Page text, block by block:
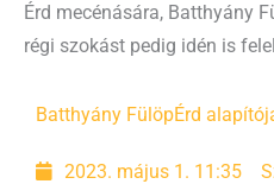
Érd mecénására, Batthyány
régi szokást pedig idén is
Batthyány FülöpÉrd
2023. május 1. 11:35